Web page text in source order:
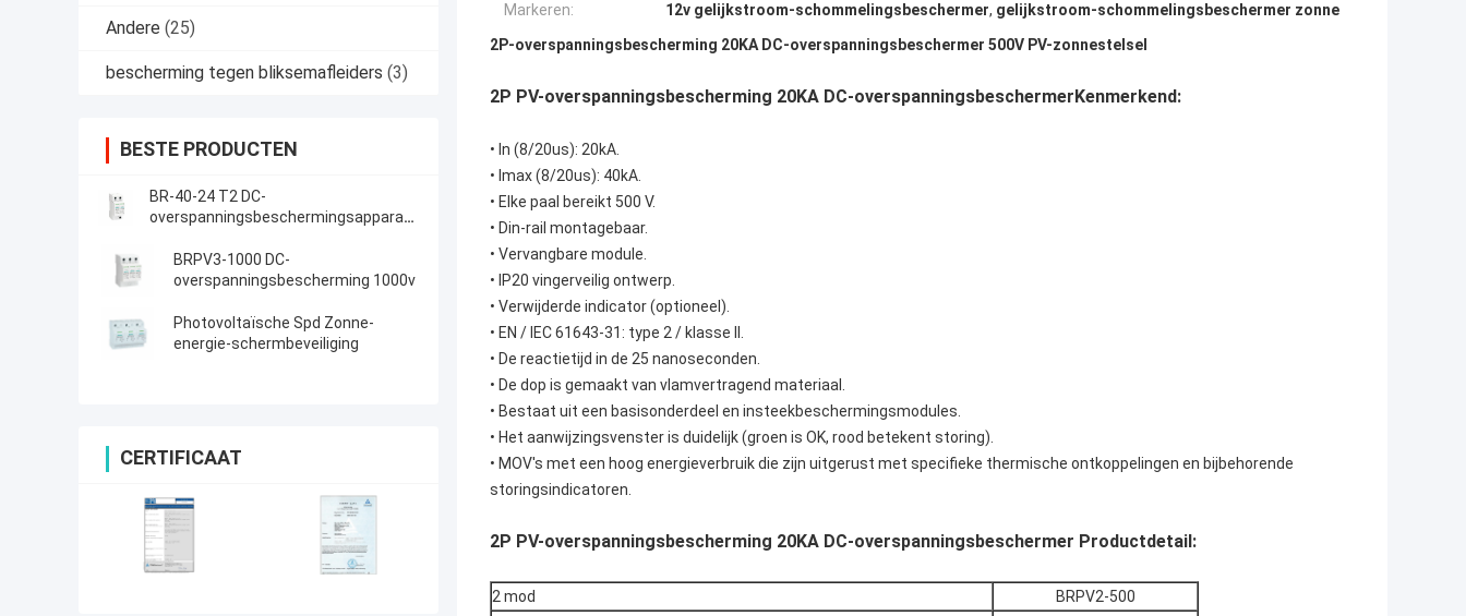
Andere (25)
bescherming tegen bliksemafleiders (3)
BESTE PRODUCTEN
BR-40-24 T2 DC-
overspanningsbeschermingsapparaat
UL94-V0 behuizing voor
overspanningen
BRPV3-1000 DC-
overspanningsbescherming 1000v
Photovoltaïsche Spd Zonne-
energie-schermbeveiliging
CERTIFICAAT
Markeren: 12v gelijkstroom-schommelingsbeschermer, gelijkstroom-schommelingsbeschermer zonne
2P-overspanningsbescherming 20KA DC-overspanningsbeschermer 500V PV-zonnestelsel
2P PV-overspanningsbescherming 20KA DC-overspanningsbeschermer Kenmerkend:
• In (8/20us): 20kA.
• Imax (8/20us): 40kA.
• Elke paal bereikt 500 V.
• Din-rail montagebaar.
• Vervangbare module.
• IP20 vingerveilig ontwerp.
• Verwijderde indicator (optioneel).
• EN / IEC 61643-31: type 2 / klasse II.
• De reactietijd in de 25 nanoseconden.
• De dop is gemaakt van vlamvertragend materiaal.
• Bestaat uit een basisonderdeel en insteekbeschermingsmodules.
• Het aanwijzingsvenster is duidelijk (groen is OK, rood betekent storing).
• MOV's met een hoog energieverbruik die zijn uitgerust met specifieke thermische ontkoppelingen en bijbehorende
storingsindicatoren.
2P PV-overspanningsbescherming 20KA DC-overspanningsbeschermer Productdetail:
2 mod
BRPV2-500